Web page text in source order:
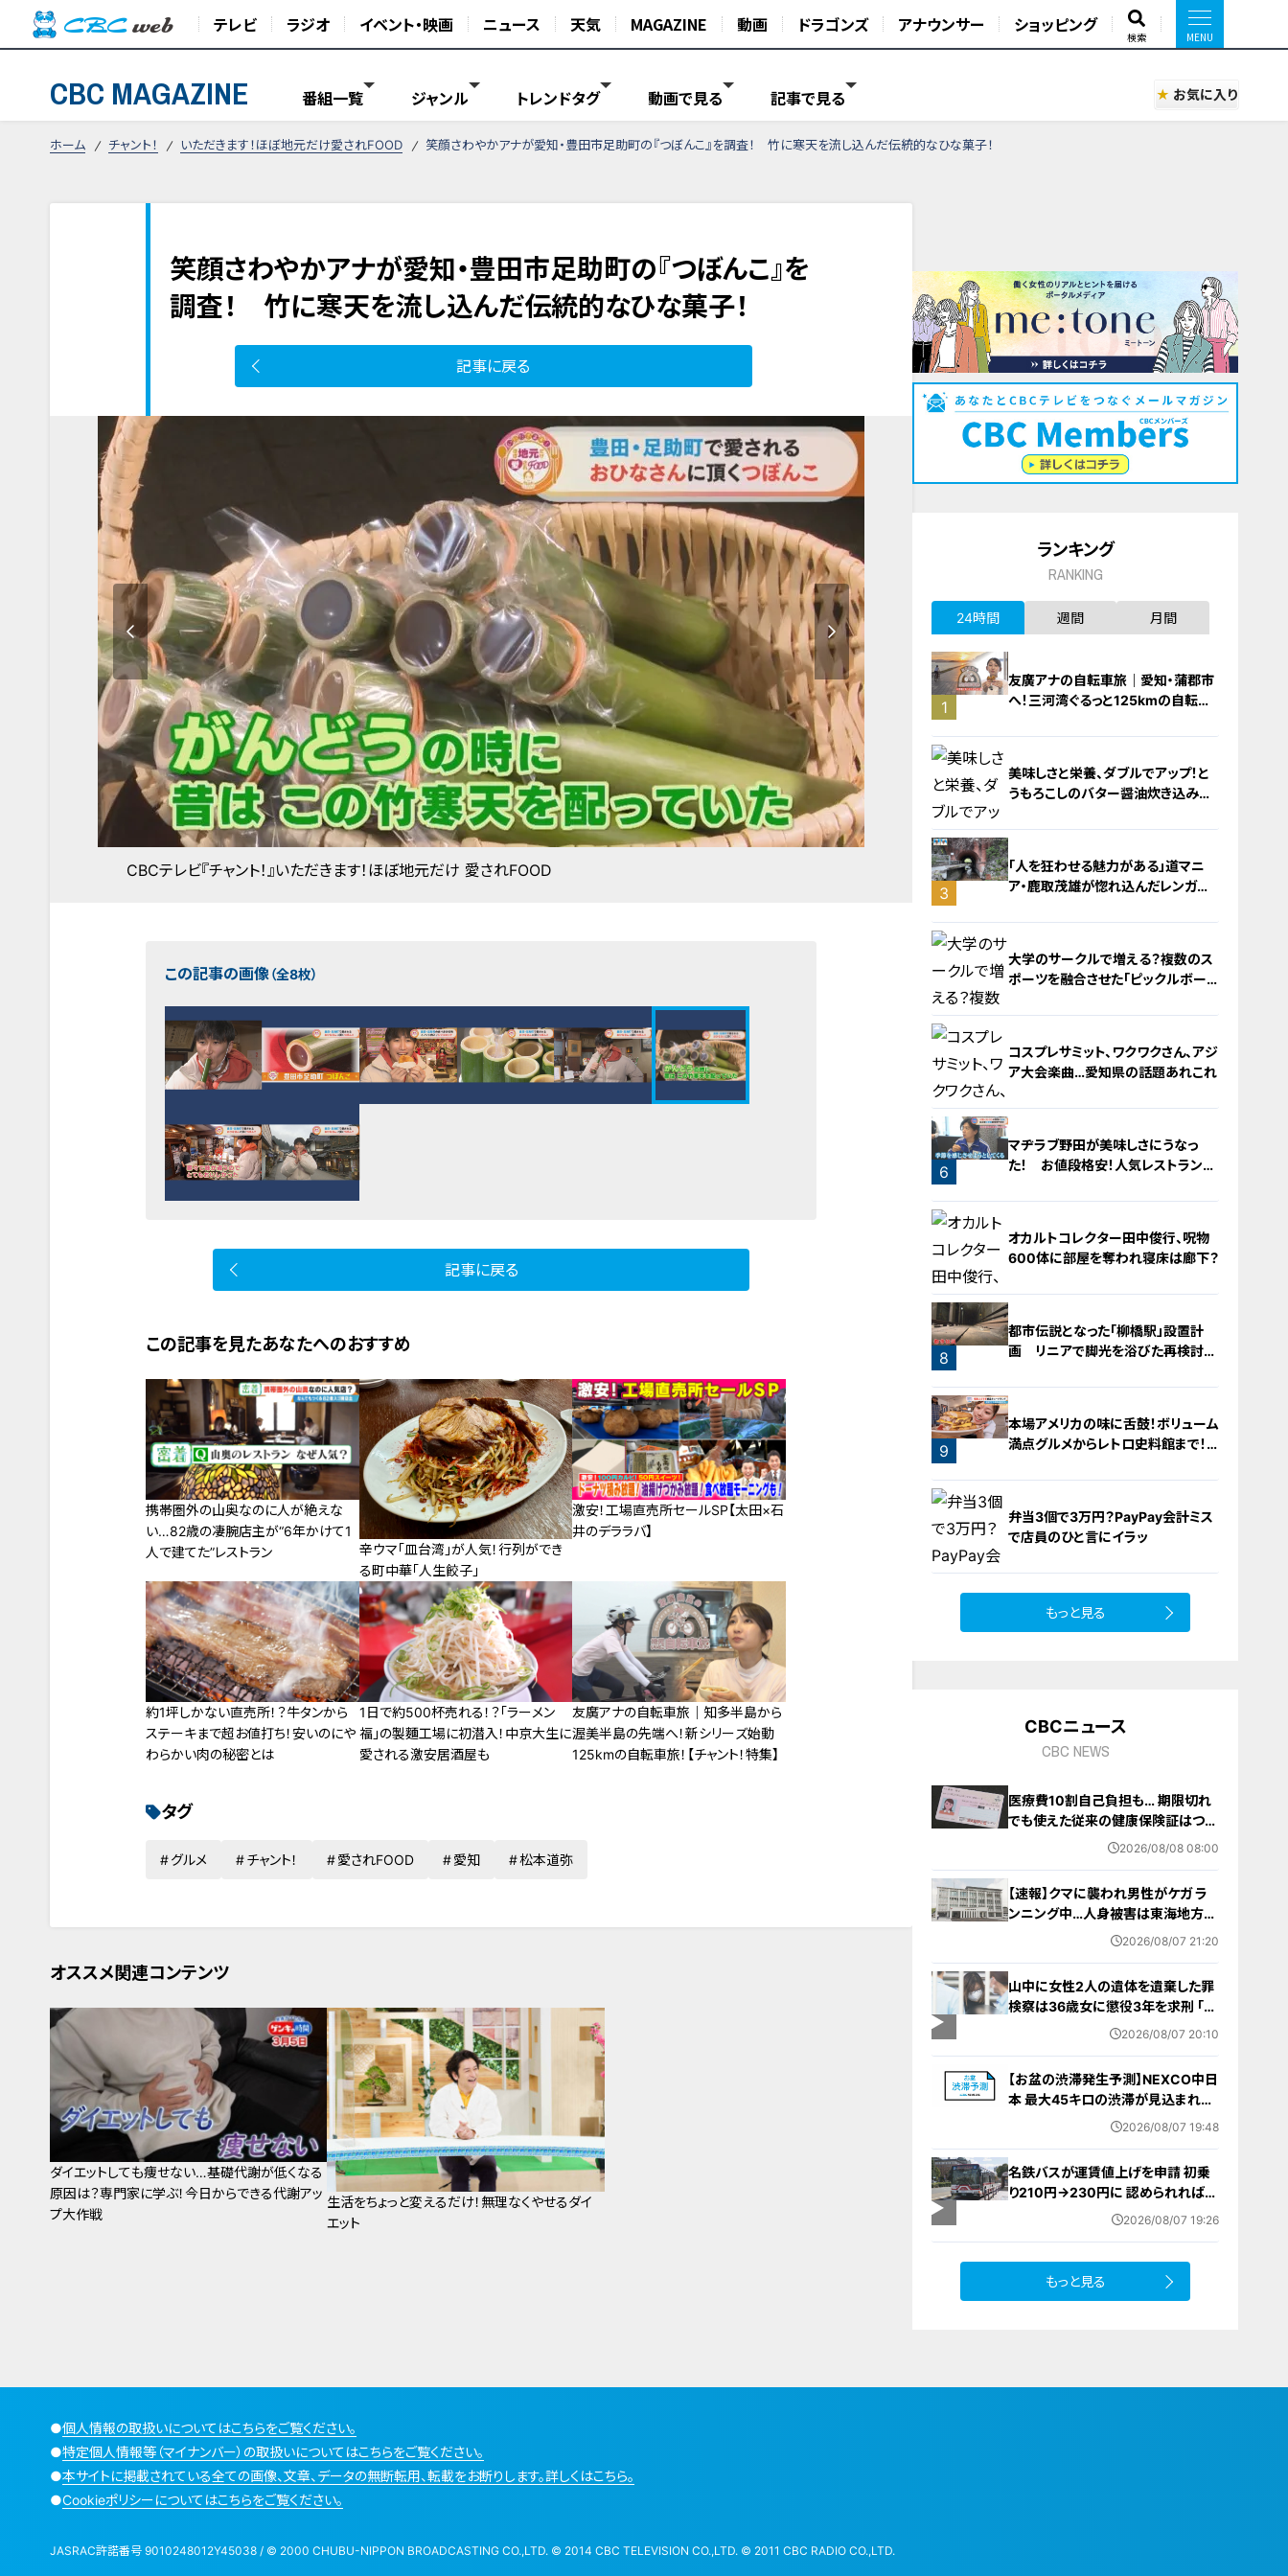
テレビ ラジオ イベント・映画 ニュース 天気 MAGAZINE 動画 ドラゴンズ アナウンサー ショッピング
検索
CBC MAGAZINE 番組一覧 ジャンル トレンドタグ 動画で見る 記事で見る お気に入り
ホーム チャント！ いただきます！ほぼ地元だけ愛されFOOD 笑顔さわやかアナが愛知・豊田市足助町の『つぼんこ』を調査！ 竹に寒天を流し込んだ伝統的なひな菓子！
笑顔さわやかアナが愛知・豊田市足助町の『つぼんこ』を
調査！ 竹に寒天を流し込んだ伝統的なひな菓子！
記事に戻る
CBCテレビ『チャント！』いただきます！ほぼ地元だけ 愛されFOOD
この記事の画像（全8枚）
記事に戻る
この記事を見たあなたへのおすすめ
携帯圏外の山奥なのに人が絶えな
い…82歳の凄腕店主が“6年かけて1
人で建てた”レストラン
辛ウマ「皿台湾」が人気！行列ができ
る町中華「人生餃子」
激安！工場直売所セールSP【太田×石
井のデララバ】
約1坪しかない直売所！？牛タンから
ステーキまで超お値打ち！安いのにや
わらかい肉の秘密とは
1日で約500杯売れる！？「ラーメン
福」の製麵工場に初潜入！中京大生に
愛される激安居酒屋も
友廣アナの自転車旅｜知多半島から
渥美半島の先端へ！新シリーズ始動
125kmの自転車旅！【チャント！特集】
タグ
グルメ チャント！ 愛されFOOD 愛知 松本道弥
オススメ関連コンテンツ
ダイエットしても痩せない…基礎代謝が低くなる
原因は？専門家に学ぶ！今日からできる代謝アッ
プ大作戦
生活をちょっと変えるだけ！無理なくやせるダイ
エット
ランキング
RANKING
24時間 週間 月間
1
友廣アナの自転車旅｜愛知・蒲郡市
へ！三河湾ぐるっと125kmの自転車
2
美味しさと栄養、ダブルでアップ！と
うもろこしのバター醤油炊き込みご
3
「人を狂わせる魅力がある」道マニ
ア・鹿取茂雄が惚れ込んだレンガの
4
大学のサークルで増える？複数のス
ポーツを融合させた「ピックルボー
5
コスプレサミット、ワクワクさん、アジ
ア大会楽曲…愛知県の話題あれこれ
6
マヂラブ野田が美味しさにうなっ
た！ お値段格安！人気レストランを
門学校』の生徒たち
7
オカルトコレクター田中俊行、呪物
600体に部屋を奪われ寝床は廊下？
8
都市伝説となった「柳橋駅」設置計
画 リニアで脚光を浴びた再検討の
9
本場アメリカの味に舌鼓！ボリューム
満点グルメからレトロ史料館まで！
弁当3個で3万円？PayPay会計ミス
で店員のひと言にイラッ
もっと見る
CBCニュース
CBC NEWS
医療費10割自己負担も… 期限切れ
でも使えた従来の健康保険証はつい
に終了 8月以降起こりうるマイナ保
2026/08/08 08:00
【速報】クマに襲われ男性がケガ ラ
ンニング中…人身被害は東海地方で
今シーズン初めて 岐阜県高山市
2026/08/07 21:20
山中に女性2人の遺体を遺棄した罪
検察は36歳女に懲役3年を求刑 ｢遺
棄時に近くに居続けたこと自体が重
2026/08/07 20:10
【お盆の渋滞発生予測】NEXCO中日
本 最大45キロの渋滞が見込まれる
区間も… 中央道・東名・新東名・東名
2026/08/07 19:48
名鉄バスが運賃値上げを申請 初乗
り210円→230円に 認められれば
12月から全路線で平均1割程度の値
2026/08/07 19:26
もっと見る
●個人情報の取扱いについてはこちらをご覧ください。
●特定個人情報等（マイナンバー）の取扱いについてはこちらをご覧ください。
●本サイトに掲載されている全ての画像、文章、データの無断転用、転載をお断りします。詳しくはこちら。
●Cookieポリシーについてはこちらをご覧ください。
JASRAC許諾番号 9010248012Y45038 / © 2000 CHUBU-NIPPON BROADCASTING CO.,LTD. © 2014 CBC TELEVISION CO.,LTD. © 2011 CBC RADIO CO.,LTD.